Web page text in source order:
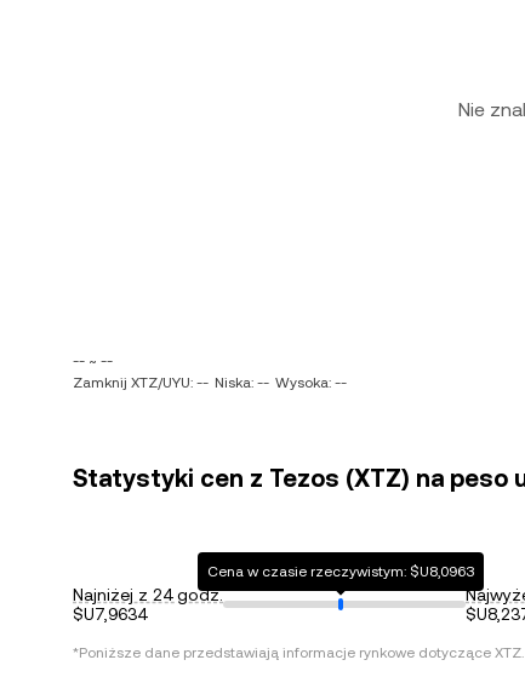
Nie
-- ~ --
Zamknij XTZ/UYU: -- Niska: -- Wysoka: --
Statystyki cen z Tezos (XTZ) na peso
Najniżej z 24 godz.
$U7,9634
Cena w czasie rzeczywistym: $U8,0963
*Poniższe dane przedstawiają informacje rynkowe dotyczące XTZ.